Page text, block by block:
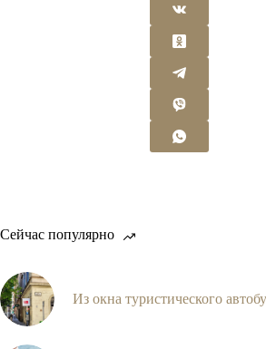
Сейчас популярно
Из окна туристического